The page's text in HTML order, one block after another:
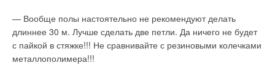
— Вообще полы настоятельно не рекомендуют делать
длиннее 30 м. Лучше сделать две петли. Да ничего не будет
с пайкой в стяжке!!! Не сравнивайте с резиновыми колечками
металлополимера!!!
Материал предоставлен компаниями ЕМТ (Россия) и
Progman OY (Финляндия)